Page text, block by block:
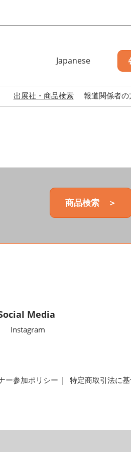
Japanese
English
出展社・商品検索 報道関係者の
商品検索 ＞
Media
Instagram
ー参加ポリシー
特定商取引法に